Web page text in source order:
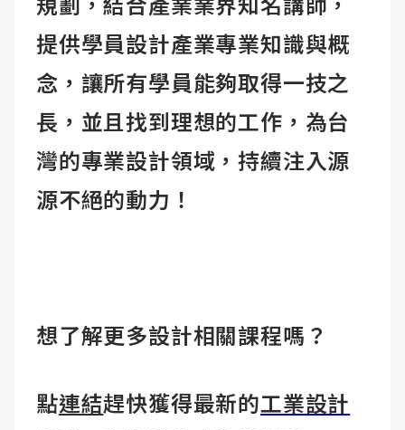
規劃，結合產業業界知名講師，
提供學員設計產業專業知識與概
念，讓所有學員能夠取得一技之
長，並且找到理想的工作，為台
灣的專業設計領域，持續注入源
源不絕的動力！
想了解更多設計相關課程嗎？
點連結趕快獲得最新的工業設計